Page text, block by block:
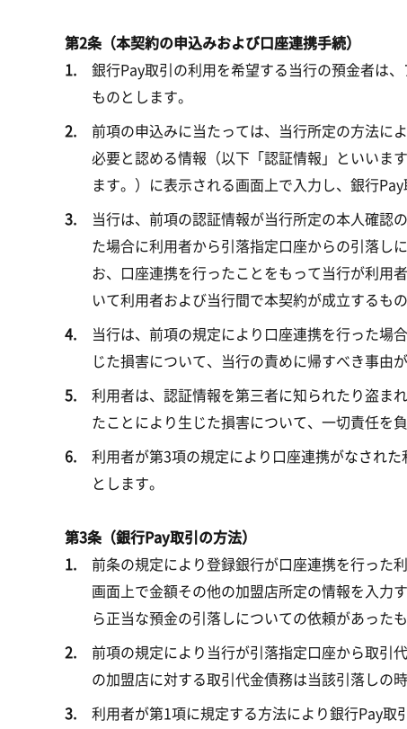
第2条（本契約の申込みおよび口座連携手続）
銀行Pay取引の利用を希望する当行の預金者は
ものとします。
前項の申込みに当たっては、当行所定の方法に
必要と認める情報（以下「認証情報」といいま
ます。）に表示される画面上で入力し、銀行
当行は、前項の認証情報が当行所定の本人確認
た場合に利用者から引落指定口座からの引落し
お、口座連携を行ったことをもって当行が利用
いて利用者および当行間で本契約が成立するもの
当行は、前項の規定により口座連携を行った場
じた損害について、当行の責めに帰すべき事由
利用者は、認証情報を第三者に知られたり盗ま
たことにより生じた損害について、一切責任を
利用者が第3項の規定により口座連携がなされ
とします。
第3条（銀行Pay取引の方法）
前条の規定により登録銀行が口座連携を行った
画面上で金額その他の加盟店所定の情報を入力
ら正当な預金の引落しについての依頼があった
前項の規定により当行が引落指定口座から取引
の加盟店に対する取引代金債務は当該引落しの
利用者が第1項に規定する方法により銀行Pay取